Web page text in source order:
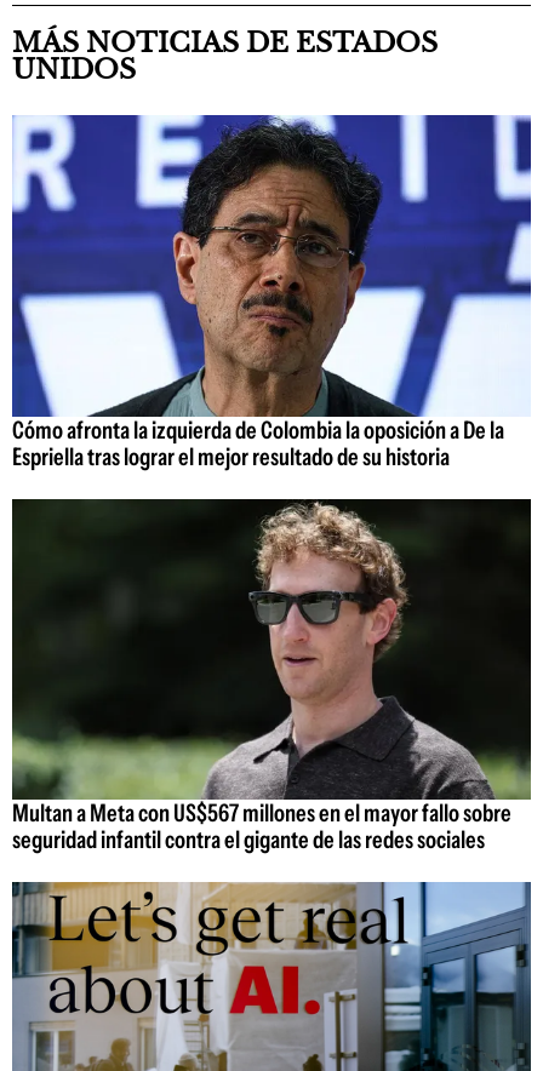
MÁS NOTICIAS DE ESTADOS
UNIDOS
Cómo afronta la izquierda de Colombia la oposición a De la
Espriella tras lograr el mejor resultado de su historia
Multan a Meta con US$567 millones en el mayor fallo sobre
seguridad infantil contra el gigante de las redes sociales